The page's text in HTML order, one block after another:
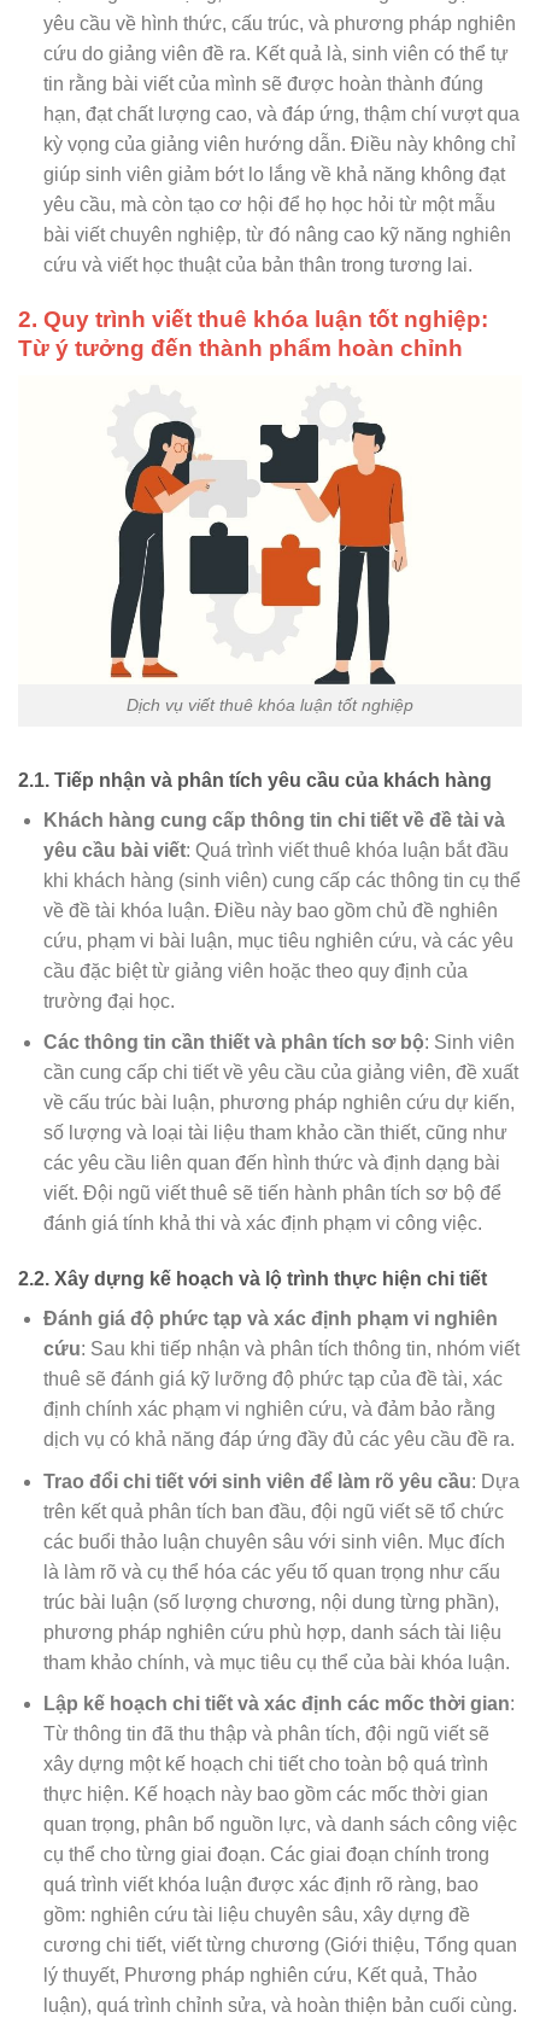
yêu cầu về hình thức, cấu trúc, và phương pháp nghiên
cứu do giảng viên đề ra. Kết quả là, sinh viên có thể tự
tin rằng bài viết của mình sẽ được hoàn thành đúng
hạn, đạt chất lượng cao, và đáp ứng, thậm chí vượt qua
kỳ vọng của giảng viên hướng dẫn. Điều này không chỉ
giúp sinh viên giảm bớt lo lắng về khả năng không đạt
yêu cầu, mà còn tạo cơ hội để họ học hỏi từ một mẫu
bài viết chuyên nghiệp, từ đó nâng cao kỹ năng nghiên
cứu và viết học thuật của bản thân trong tương lai.
2. Quy trình viết thuê khóa luận tốt nghiệp:
Từ ý tưởng đến thành phẩm hoàn chỉnh
Dịch vụ viết thuê khóa luận tốt nghiệp
2.1. Tiếp nhận và phân tích yêu cầu của khách hàng
Khách hàng cung cấp thông tin chi tiết về đề tài và
yêu cầu bài viết: Quá trình viết thuê khóa luận bắt đầu
khi khách hàng (sinh viên) cung cấp các thông tin cụ thể
về đề tài khóa luận. Điều này bao gồm chủ đề nghiên
cứu, phạm vi bài luận, mục tiêu nghiên cứu, và các yêu
cầu đặc biệt từ giảng viên hoặc theo quy định của
trường đại học.
Các thông tin cần thiết và phân tích sơ bộ: Sinh viên
cần cung cấp chi tiết về yêu cầu của giảng viên, đề xuất
về cấu trúc bài luận, phương pháp nghiên cứu dự kiến,
số lượng và loại tài liệu tham khảo cần thiết, cũng như
các yêu cầu liên quan đến hình thức và định dạng bài
viết. Đội ngũ viết thuê sẽ tiến hành phân tích sơ bộ để
đánh giá tính khả thi và xác định phạm vi công việc.
2.2. Xây dựng kế hoạch và lộ trình thực hiện chi tiết
Đánh giá độ phức tạp và xác định phạm vi nghiên
cứu: Sau khi tiếp nhận và phân tích thông tin, nhóm viết
thuê sẽ đánh giá kỹ lưỡng độ phức tạp của đề tài, xác
định chính xác phạm vi nghiên cứu, và đảm bảo rằng
dịch vụ có khả năng đáp ứng đầy đủ các yêu cầu đề ra.
Trao đổi chi tiết với sinh viên để làm rõ yêu cầu: Dựa
trên kết quả phân tích ban đầu, đội ngũ viết sẽ tổ chức
các buổi thảo luận chuyên sâu với sinh viên. Mục đích
là làm rõ và cụ thể hóa các yếu tố quan trọng như cấu
trúc bài luận (số lượng chương, nội dung từng phần),
phương pháp nghiên cứu phù hợp, danh sách tài liệu
tham khảo chính, và mục tiêu cụ thể của bài khóa luận.
Lập kế hoạch chi tiết và xác định các mốc thời gian:
Từ thông tin đã thu thập và phân tích, đội ngũ viết sẽ
xây dựng một kế hoạch chi tiết cho toàn bộ quá trình
thực hiện. Kế hoạch này bao gồm các mốc thời gian
quan trọng, phân bổ nguồn lực, và danh sách công việc
cụ thể cho từng giai đoạn. Các giai đoạn chính trong
quá trình viết khóa luận được xác định rõ ràng, bao
gồm: nghiên cứu tài liệu chuyên sâu, xây dựng đề
cương chi tiết, viết từng chương (Giới thiệu, Tổng quan
lý thuyết, Phương pháp nghiên cứu, Kết quả, Thảo
luận), quá trình chỉnh sửa, và hoàn thiện bản cuối cùng.